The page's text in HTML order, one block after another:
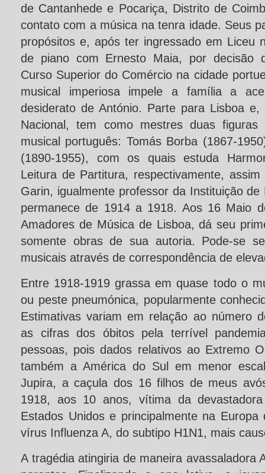
de Cantanhede e Pocariça, Distrito de
contato com a música na tenra idade. Seus
propósitos e, após ter ingressado em Liceu
de piano com Ernesto Maia, por decisão
Curso Superior do Comércio na cidade
musical imperiosa impele a família a
desiderato de António. Parte para Lisboa e,
Nacional, tem como mestres duas figuras
musical português: Tomás Borba (1867-
(1890-1955), com os quais estuda
Leitura de Partitura, respectivamente,
Garin, igualmente professor da Instituição
permanece de 1914 a 1918. Aos 16 Maio
Amadores de Música de Lisboa, dá seu
somente obras de sua autoria. Pode-se
musicais através de correspondência de
Entre 1918-1919 grassa em quase todo o
ou peste pneumónica, popularmente
Estimativas variam em relação ao número
as cifras dos óbitos pela terrível
pessoas, pois dados relativos ao Extremo
também a América do Sul em menor
Jupira, a caçula dos 16 filhos de meus
1918, aos 10 anos, vítima da
Estados Unidos e principalmente na
vírus Influenza A, do subtipo H1N1, mais
A tragédia atingiria de maneira avassaladora